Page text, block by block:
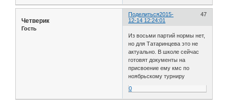
Поделиться 47
2015-
12-14 12:24:01
Четверик
Гость
Из восьми партий нормы нет,
но для Татаринцева это не
актуально. В школе сейчас
готовят документы на
присвоение ему кмс по
ноябрьскому турниру
0